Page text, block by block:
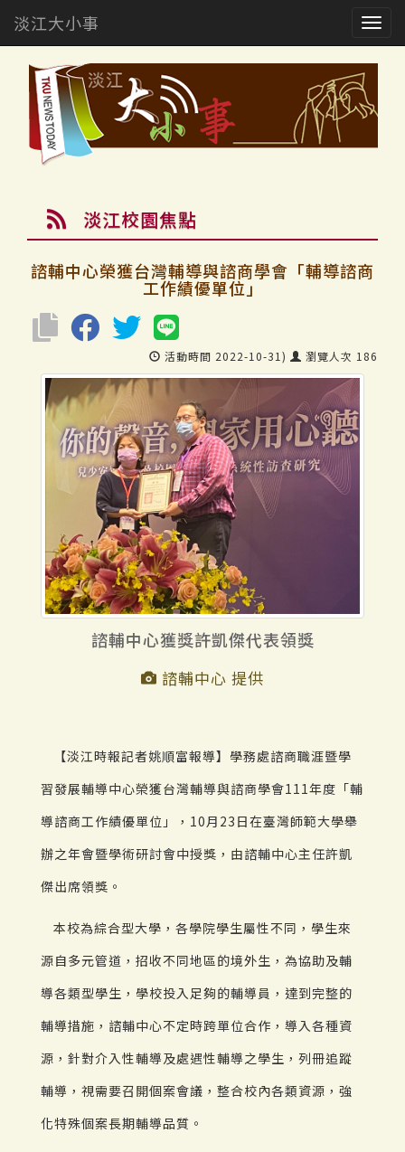
淡江大小事
淡江校園焦點
諮輔中心榮獲台灣輔導與諮商學會「輔導諮商
工作績優單位」
活動時間 2022-10-31) 瀏覽人次 186
諮輔中心獲獎許凱傑代表領獎
諮輔中心 提供
【淡江時報記者姚順富報導】學務處諮商職涯暨學
習發展輔導中心榮獲台灣輔導與諮商學會111年度「輔
導諮商工作績優單位」，10月23日在臺灣師範大學舉
辦之年會暨學術研討會中授獎，由諮輔中心主任許凱
傑出席領獎。
本校為綜合型大學，各學院學生屬性不同，學生來
源自多元管道，招收不同地區的境外生，為協助及輔
導各類型學生，學校投入足夠的輔導員，達到完整的
輔導措施，諮輔中心不定時跨單位合作，導入各種資
源，針對介入性輔導及處遇性輔導之學生，列冊追蹤
輔導，視需要召開個案會議，整合校內各類資源，強
化特殊個案長期輔導品質。